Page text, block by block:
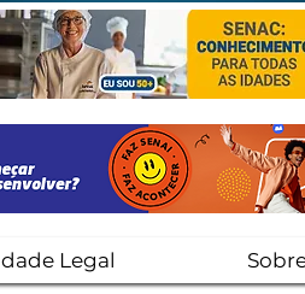
Legal